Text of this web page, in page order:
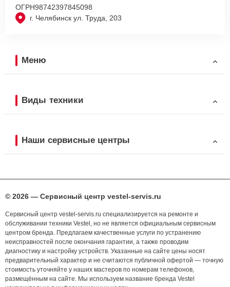
г. Челябинск ул. Труда, 203
ОГРН98742397845098
Меню
Виды техники
Наши сервисные центры
© 2026 — Сервисный центр vestel-servis.ru
Сервисный центр vestel-servis.ru специализируется на ремонте и
обслуживании техники Vestel, но не является официальным сервисным
центром бренда. Предлагаем качественные услуги по устранению
неисправностей после окончания гарантии, а также проводим
диагностику и настройку устройств. Указанные на сайте цены носят
предварительный характер и не считаются публичной офертой — точную
стоимость уточняйте у наших мастеров по номерам телефонов,
размещённым на сайте. Мы используем название бренда Vestel